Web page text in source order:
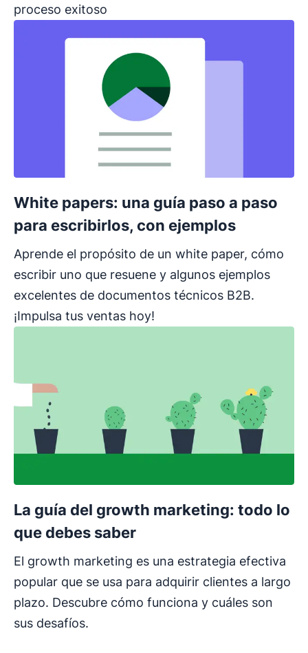
proceso exitoso
White papers: una guía paso a paso
para escribirlos, con ejemplos
Aprende el propósito de un white paper, cómo
escribir uno que resuene y algunos ejemplos
excelentes de documentos técnicos B2B.
¡Impulsa tus ventas hoy!
La guía del growth marketing: todo lo
que debes saber
El growth marketing es una estrategia efectiva
popular que se usa para adquirir clientes a largo
plazo. Descubre cómo funciona y cuáles son
sus desafíos.